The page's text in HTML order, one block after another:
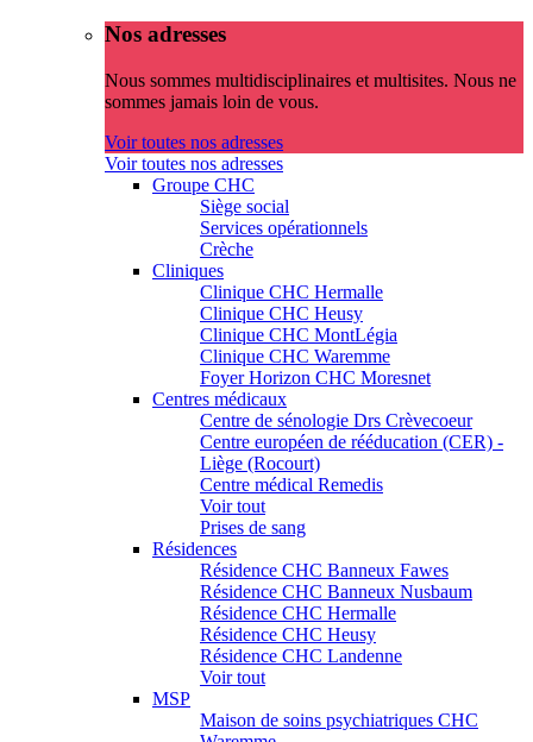
Nos adresses
Nous sommes multidisciplinaires et multisites. Nous ne
sommes jamais loin de vous.
Voir toutes nos adresses
Voir toutes nos adresses
Groupe CHC
Siège social
Services opérationnels
Crèche
Cliniques
Clinique CHC Hermalle
Clinique CHC Heusy
Clinique CHC MontLégia
Clinique CHC Waremme
Foyer Horizon CHC Moresnet
Centres médicaux
Centre de sénologie Drs Crèvecoeur
Centre européen de rééducation (CER) -
Liège (Rocourt)
Centre médical Remedis
Voir tout
Prises de sang
Résidences
Résidence CHC Banneux Fawes
Résidence CHC Banneux Nusbaum
Résidence CHC Hermalle
Résidence CHC Heusy
Résidence CHC Landenne
Voir tout
MSP
Maison de soins psychiatriques CHC